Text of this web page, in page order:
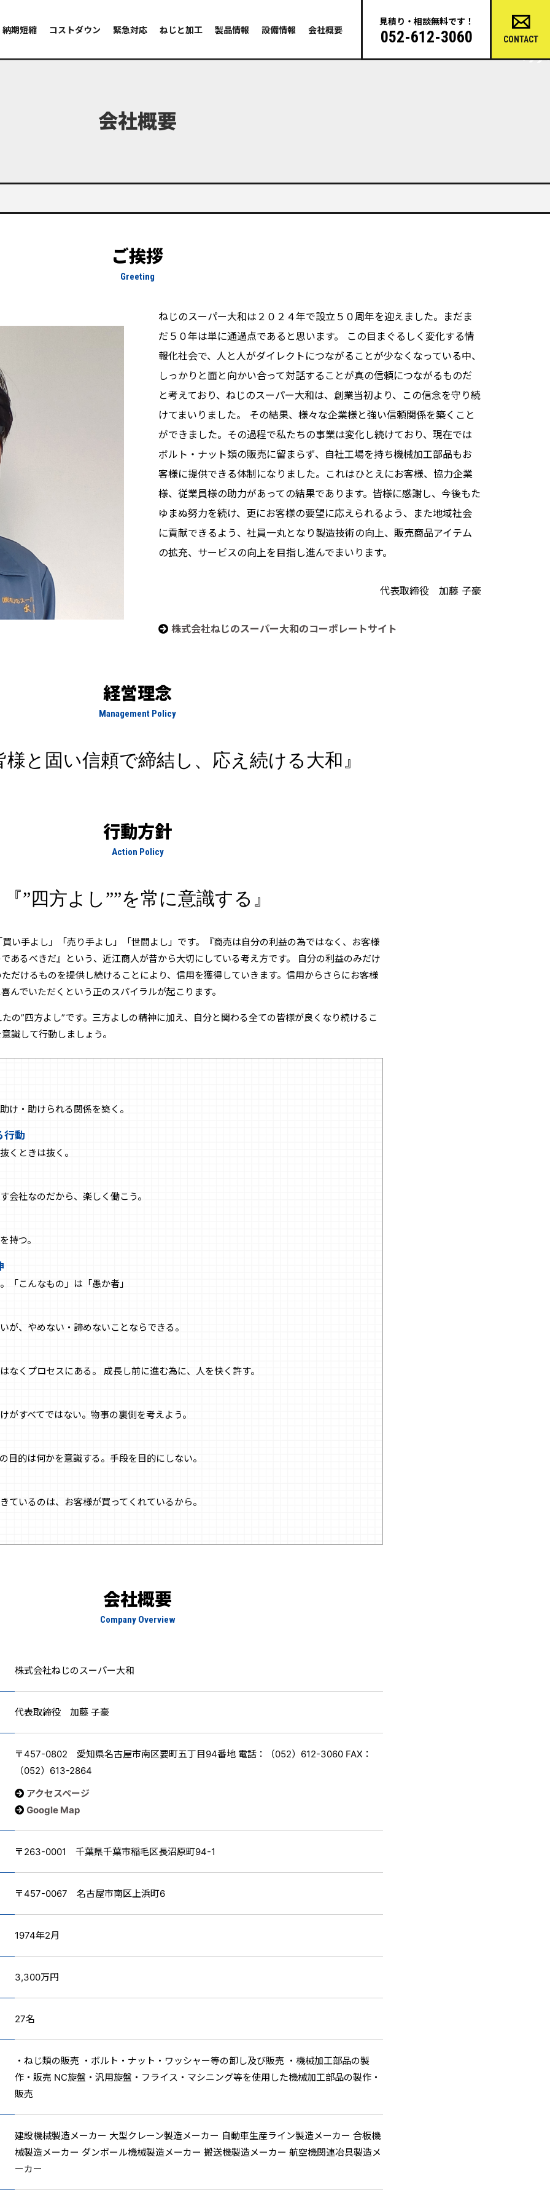
納期短縮 コストダウン 緊急対応 ねじと加工 製品情報 設備情報 会社概要
見積り・相談無料です！
052-612-3060 CONTACT
会社概要
ご挨拶
Greeting
ねじのスーパー大和は２０２４年で設立５０周年を迎えました。まだま
だ５０年は単に通過点であると思います。 この目まぐるしく変化する情
報化社会で、人と人がダイレクトにつながることが少なくなっている中、
しっかりと面と向かい合って対話することが真の信頼につながるものだ
と考えており、ねじのスーパー大和は、創業当初より、この信念を守り続
けてまいりました。 その結果、様々な企業様と強い信頼関係を築くこと
ができました。その過程で私たちの事業は変化し続けており、現在では
ボルト・ナット類の販売に留まらず、自社工場を持ち機械加工部品もお
客様に提供できる体制になりました。これはひとえにお客様、協力企業
様、従業員様の助力があっての結果であります。皆様に感謝し、今後もた
ゆまぬ努力を続け、更にお客様の要望に応えられるよう、また地域社会
に貢献できるよう、社員一丸となり製造技術の向上、販売商品アイテム
の拡充、サービスの向上を目指し進んでまいります。
代表取締役 加藤 子豪
株式会社ねじのスーパー大和のコーポレートサイト
経営理念
Management Policy
と固い信頼で締結し、応え続ける大和』
行動方針
Action Policy
『”四方よし””を常に意識する』
い手よし」「売り手よし」「世間よし」です。『商売は自分の利益の為ではなく、お客様
あるべきだ』という、近江商人が昔から大切にしている考え方です。 自分の利益のみだけ
だけるものを提供し続けることにより、信用を獲得していきます。信用からさらにお客様
んでいただくという正のスパイラルが起こります。
の”四方よし”です。三方よしの精神に加え、自分と関わる全ての皆様が良くなり続けるこ
識して行動しましょう。
け・助けられる関係を築く。
動
くときは抜く。
会社なのだから、楽しく働こう。
持つ。
「こんなもの」は「愚か者」
が、やめない・諦めないことならできる。
なくプロセスにある。 成長し前に進む為に、人を快く許す。
がすべてではない。物事の裏側を考えよう。
目的は何かを意識する。手段を目的にしない。
ているのは、お客様が買ってくれているから。
会社概要
Company Overview
株式会社ねじのスーパー大和
代表取締役 加藤 子豪
〒457-0802 愛知県名古屋市南区要町五丁目94番地 電話：（052）612-3060 FAX：
（052）613-2864
アクセスページ
Google Map
〒263-0001 千葉県千葉市稲毛区長沼原町94-1
〒457-0067 名古屋市南区上浜町6
1974年2月
3,300万円
27名
・ねじ類の販売 ・ボルト・ナット・ワッシャー等の卸し及び販売 ・機械加工部品の製
作・販売 NC旋盤・汎用旋盤・フライス・マシニング等を使用した機械加工部品の製作・
販売
建設機械製造メーカー 大型クレーン製造メーカー 自動車生産ライン製造メーカー 合板機
械製造メーカー ダンボール機械製造メーカー 搬送機製造メーカー 航空機関連冶具製造メ
ーカー